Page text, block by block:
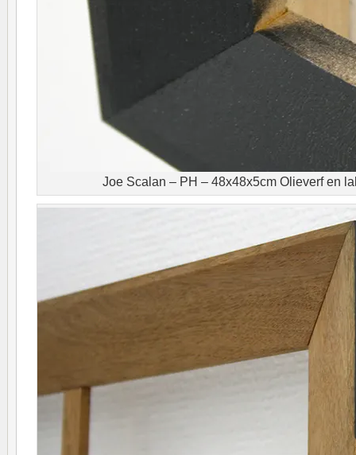
Joe Scalan – PH – 48x48x5cm Olieverf en